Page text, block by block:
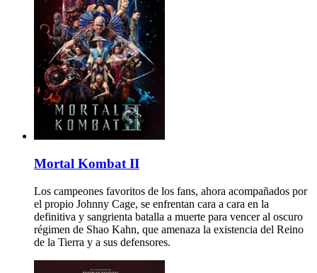
Mortal Kombat II
Los campeones favoritos de los fans, ahora acompañados por
el propio Johnny Cage, se enfrentan cara a cara en la
definitiva y sangrienta batalla a muerte para vencer al oscuro
régimen de Shao Kahn, que amenaza la existencia del Reino
de la Tierra y a sus defensores.